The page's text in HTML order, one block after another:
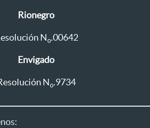
Rionegro
No.00642
Envigado
No.9734